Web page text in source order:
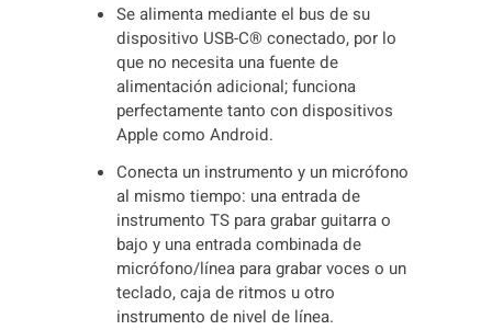
Se alimenta mediante el bus de su
dispositivo USB-C® conectado, por lo
que no necesita una fuente de
alimentación adicional; funciona
perfectamente tanto con dispositivos
Apple como Android.
Conecta un instrumento y un micrófono
al mismo tiempo: una entrada de
instrumento TS para grabar guitarra o
bajo y una entrada combinada de
micrófono/línea para grabar voces o un
teclado, caja de ritmos u otro
instrumento de nivel de línea.